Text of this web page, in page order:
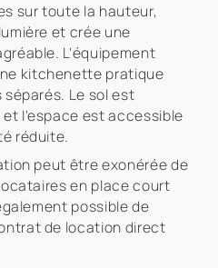
sur toute la hauteur,
et crée une
L'équipement
kitchenette pratique
Le sol est
l'espace est accessible
réduite.
peut être exonérée de
en place court
possible de
de location direct